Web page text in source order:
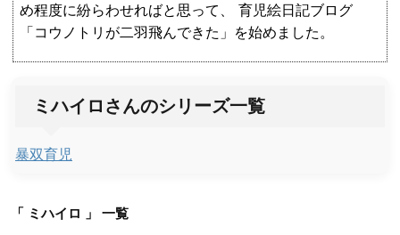
め程度に紛らわせればと思って、 育児絵日記ブログ
「コウノトリが二羽飛んできた」を始めました。
ミハイロさんのシリーズ一覧
暴双育児
「 ミハイロ 」 一覧